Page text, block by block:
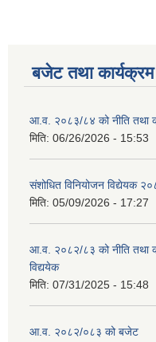
बजेट तथा कार्यक्रम
आ.व. २०८३/८४ को नीति तथा
मिति: 06/26/2026 - 15:53
संशोधित विनियोजन विद्येयक
मिति: 05/09/2026 - 17:27
आ.व. २०८२/८३ को नीति तथा
विद्ययेक
मिति: 07/31/2025 - 15:48
आ.व. २०८२/०८३ को बजेट